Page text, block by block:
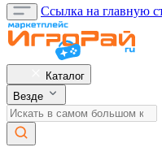
Ссылка на главную
Каталог
Везде